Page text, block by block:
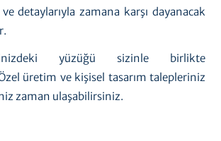
detaylarıyla zamana karşı dayanacak
yüzüğü sizinle birlikte
üretim ve kişisel tasarım talepleriniz
zaman ulaşabilirsiniz.